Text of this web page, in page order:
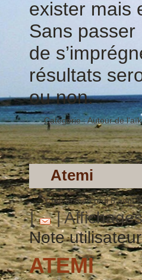
exister mais
Sans
de
résultats
ou non.
Catégorie :Autour de
Atemi
Créé le mercredi 8 août
|
|
Note
ATEMI